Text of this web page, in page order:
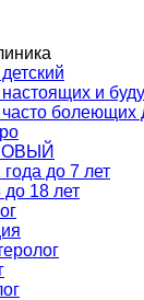
и
болеющих
до 7 лет
до 18 лет